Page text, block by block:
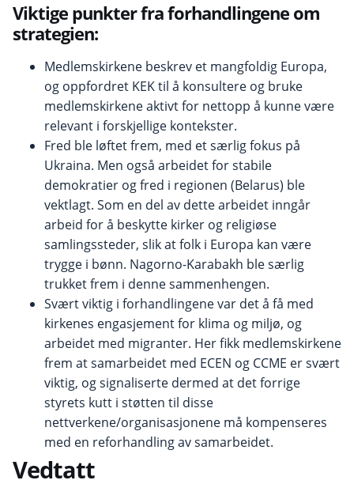
Viktige punkter fra forhandlingene om
strategien:
Medlemskirkene beskrev et mangfoldig Europa,
og oppfordret KEK til å konsultere og bruke
medlemskirkene aktivt for nettopp å kunne være
relevant i forskjellige kontekster.
Fred ble løftet frem, med et særlig fokus på
Ukraina. Men også arbeidet for stabile
demokratier og fred i regionen (Belarus) ble
vektlagt. Som en del av dette arbeidet inngår
arbeid for å beskytte kirker og religiøse
samlingssteder, slik at folk i Europa kan være
trygge i bønn. Nagorno-Karabakh ble særlig
trukket frem i denne sammenhengen.
Svært viktig i forhandlingene var det å få med
kirkenes engasjement for klima og miljø, og
arbeidet med migranter. Her fikk medlemskirkene
frem at samarbeidet med ECEN og CCME er svært
viktig, og signaliserte dermed at det forrige
styrets kutt i støtten til disse
nettverkene/organisasjonene må kompenseres
med en reforhandling av samarbeidet.
Vedtatt